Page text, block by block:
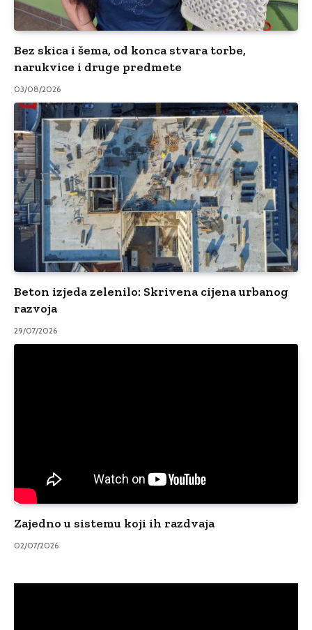
Bez skica i šema, od konca stvara torbe,
narukvice i druge predmete
03/08/2026
Beton izjeda zelenilo: Skrivena cijena urbanog
razvoja
29/07/2026
Zajedno u sistemu koji ih razdvaja
02/07/2026